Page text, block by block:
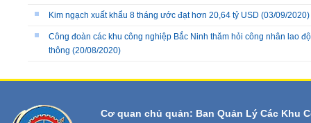
Kim ngạch xuất khẩu 8 tháng ước đạt hơn 20,64 tỷ USD (03/09/2020)
Công đoàn các khu công nghiệp Bắc Ninh thăm hỏi công nhân lao
thông (20/08/2020)
Cơ quan chủ quản: Ban Quản Lý Các Khu